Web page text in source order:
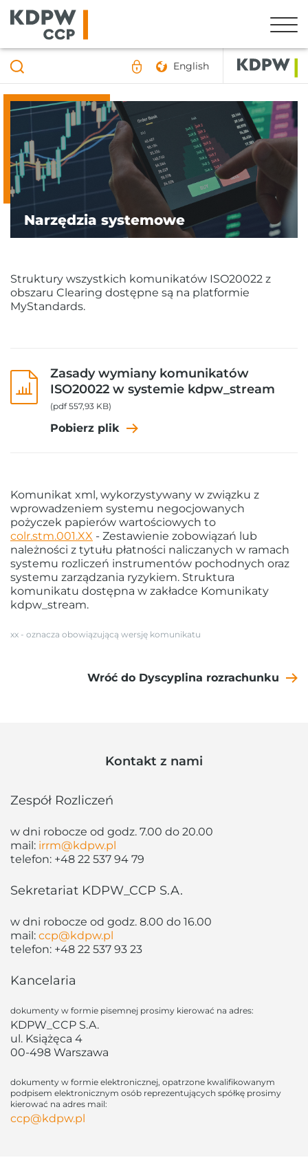
English
Narzędzia systemowe
Struktury wszystkich komunikatów ISO20022 z
obszaru Clearing dostępne są na platformie
MyStandards.
Zasady wymiany komunikatów
ISO20022 w systemie kdpw_stream
(pdf 557,93 KB)
Pobierz plik
Komunikat xml, wykorzystywany w związku z
wprowadzeniem systemu negocjowanych
pożyczek papierów wartościowych to
colr.stm.001.XX - Zestawienie zobowiązań lub
należności z tytułu płatności naliczanych w ramach
systemu rozliczeń instrumentów pochodnych oraz
systemu zarządzania ryzykiem. Struktura
komunikatu dostępna w zakładce Komunikaty
kdpw_stream.
xx - oznacza obowiązującą wersję komunikatu
Wróć do Dyscyplina rozrachunku
Kontakt z nami
Zespół Rozliczeń
w dni robocze od godz. 7.00 do 20.00
mail: irrm@kdpw.pl
telefon: +48 22 537 94 79
Sekretariat KDPW_CCP S.A.
w dni robocze od godz. 8.00 do 16.00
mail: ccp@kdpw.pl
telefon: +48 22 537 93 23
Kancelaria
dokumenty w formie pisemnej prosimy kierować na adres:
KDPW_CCP S.A.
ul. Książęca 4
00-498 Warszawa
dokumenty w formie elektronicznej, opatrzone kwalifikowanym
podpisem elektronicznym osób reprezentujących spółkę prosimy
kierować na adres mail:
ccp@kdpw.pl